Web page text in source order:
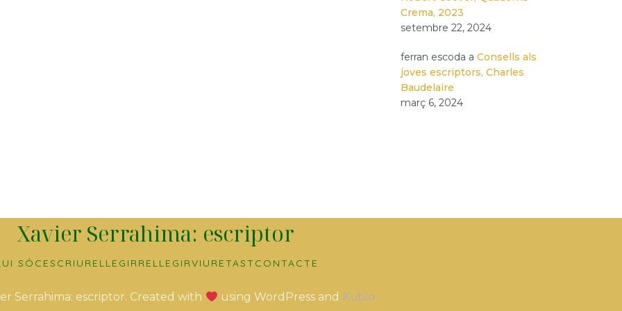
Crema, 2023
setembre 22, 2024
ferran escoda a Consells als
joves escriptors, Charles
Baudelaire
març 6, 2024
Xavier Serrahima: escriptor
SÓC ESCRIURE LLEGIRRELLEGIRVIURETAST CONTACTE
Serrahima: escriptor. Created with using WordPress and Kubio